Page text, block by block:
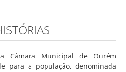
Municipal de Ourém
para a população, denominada